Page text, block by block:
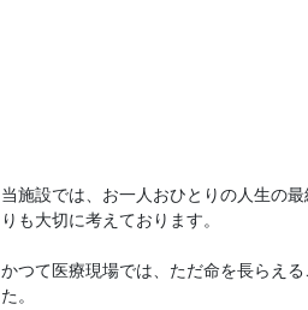
当施設では、お一人おひとりの人生の
りも大切に考えております。
かつて医療現場では、ただ命を長らえ
た。